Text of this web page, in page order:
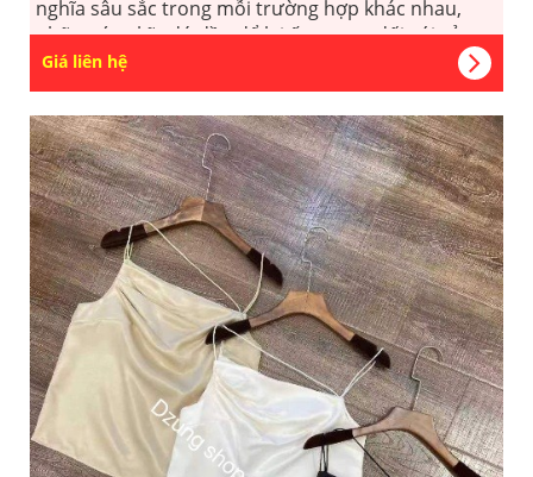
nghĩa sâu sắc trong mỗi trường hợp khác nhau,
những ý nghĩa đó đều để lại ấn tượng đối với cả
người mặc lẫn người ngắm.
Giá liên hệ